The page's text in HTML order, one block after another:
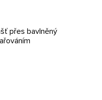
přes bavlněný